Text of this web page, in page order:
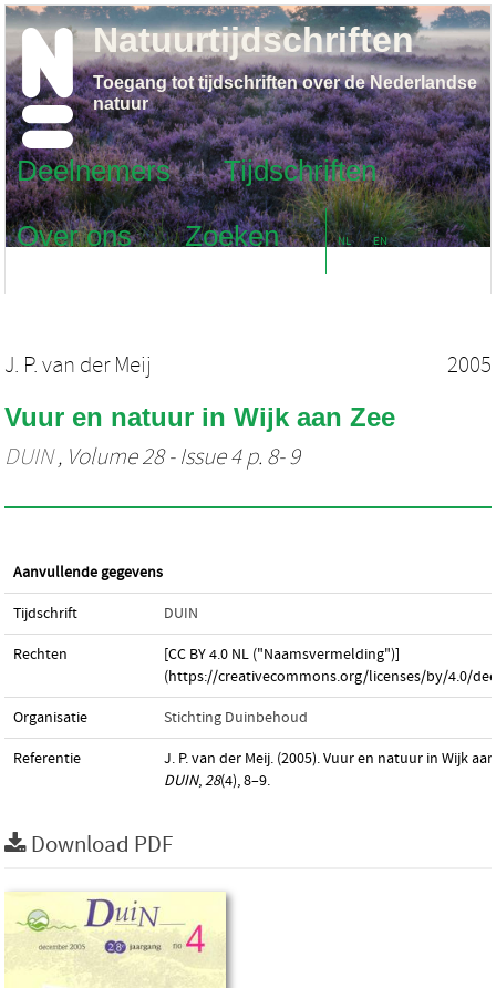
Deelnemers
Tijdschriften
Over ons
Zoeken NL EN
Natuurtijdschriften
Toegang tot tijdschriften over de Nederlandse
natuur
J. P. van der Meij 2005
Vuur en natuur in Wijk aan Zee
DUIN, Volume 28 - Issue 4 p. 8- 9
Aanvullende gegevens
Tijdschrift DUIN
Rechten
[CC BY 4.0 NL ("Naamsvermelding")]
(https://creativecommons.org/licenses/by/4.0/
Organisatie Stichting Duinbehoud
Referentie
J. P. van der Meij. (2005). Vuur en natuur in Wijk
DUIN,28(4), 8–9.
Download PDF